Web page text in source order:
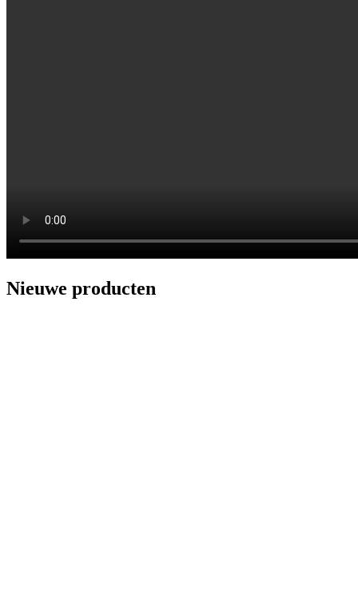
Nieuwe producten